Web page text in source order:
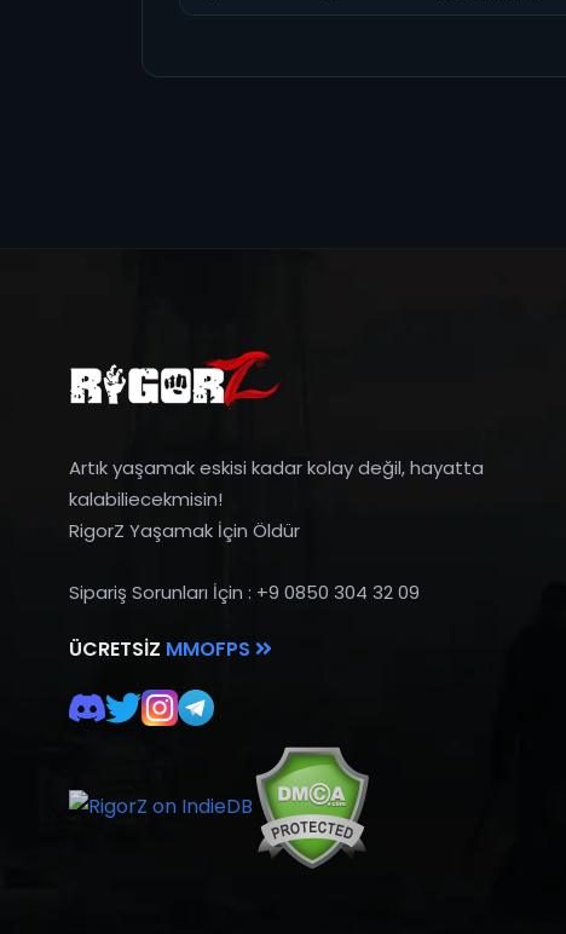
Artık yaşamak eskisi kadar kolay değil, hayatta
kalabiliecekmisin!
RigorZ Yaşamak İçin Öldür
Sipariş Sorunları İçin : +9 0850 304 32 09
ÜCRETSIZ MMOFPS